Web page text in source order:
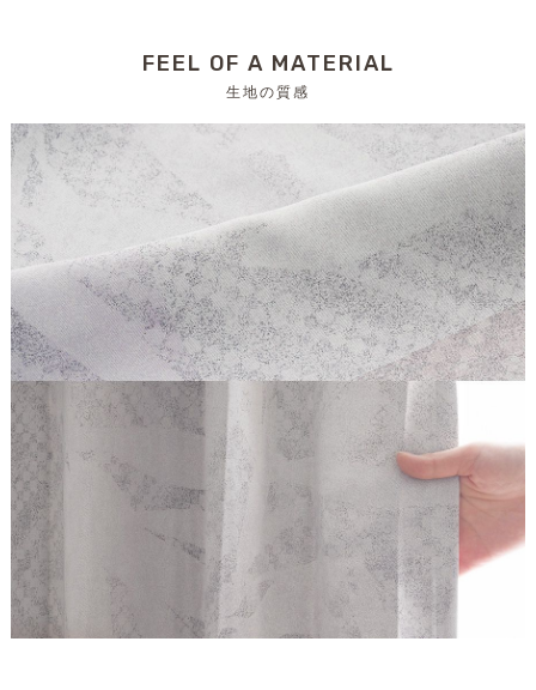
FEEL OF A MATERIAL
生地の質感